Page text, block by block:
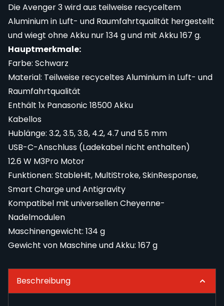
Die Avenger 3 wird aus teilweise recyceltem
Aluminium in Luft- und Raumfahrtqualität hergestellt
und wiegt ohne Akku nur 134 g und mit Akku 167 g.
Hauptmerkmale:
Farbe: Schwarz
Material: Teilweise recyceltes Aluminium in Luft- und
Raumfahrtqualität
Enthält 1x Panasonic 18500 Akku
Kabellos
Hublänge: 3.2, 3.5, 3.8, 4.2, 4.7 und 5.5 mm
USB-C-Anschluss (Ladekabel nicht enthalten)
12.6 W M3Pro Motor
Funktionen: StableHit, MultiStroke, SkinResponse,
Smart Charge und Antigravity
Kompatibel mit universellen Cheyenne-
Nadelmodulen
Maschinengewicht: 134 g
Gewicht von Maschine und Akku: 167 g
Beschreibung